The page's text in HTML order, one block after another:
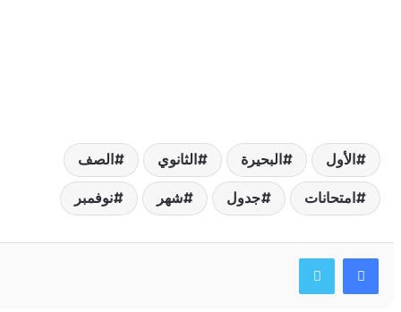
البحيرة الثانوي الصف
جدول شهر نوفمبر